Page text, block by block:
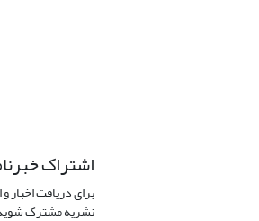
اشتراک
برای دریافت اخبار
نشریه مشترک